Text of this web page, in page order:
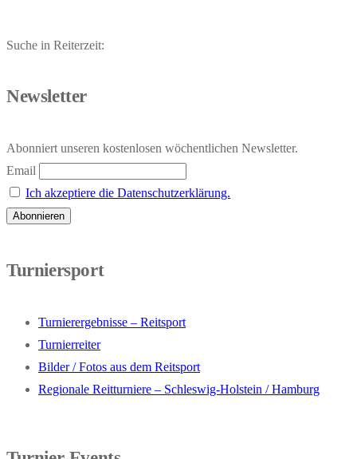
Suche in Reiterzeit:
Newsletter
Abonniert unseren kostenlosen wöchentlichen Newsletter.
Email
Ich akzeptiere die Datenschutzerklärung.
Turniersport
Turnierergebnisse – Reitsport
Turnierreiter
Bilder / Fotos aus dem Reitsport
Regionale Reitturniere – Schleswig-Holstein / Hamburg